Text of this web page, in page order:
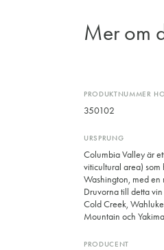
Mer om
PRODUKTNUMMER
350102
URSPRUNG
Columbia Valley är
viticultural area) som
Washington, med
Druvorna till detta
Cold Creek,
Mountain och
PRODUCENT